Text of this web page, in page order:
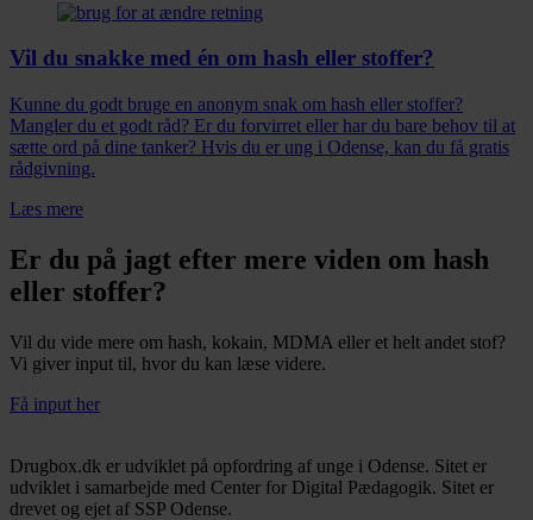
Vil du snakke med én om hash eller stoffer?
Kunne du godt bruge en anonym snak om hash eller stoffer?
Mangler du et godt råd? Er du forvirret eller har du bare behov til at
sætte ord på dine tanker? Hvis du er ung i Odense, kan du få gratis
rådgivning.
Læs mere
Er du på jagt efter mere viden om hash
eller stoffer?
Vil du vide mere om hash, kokain, MDMA eller et helt andet stof?
Vi giver input til, hvor du kan læse videre.
Få input her
Drugbox.dk er udviklet på opfordring af unge i Odense. Sitet er
udviklet i samarbejde med Center for Digital Pædagogik. Sitet er
drevet og ejet af SSP Odense.